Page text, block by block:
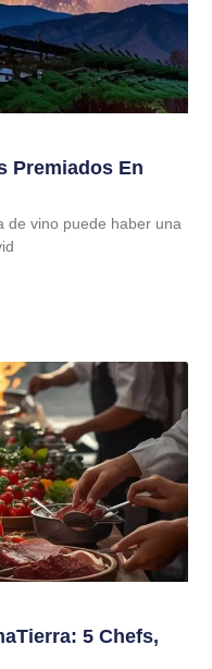
Premiados En
de vino puede haber una
5 Chefs,